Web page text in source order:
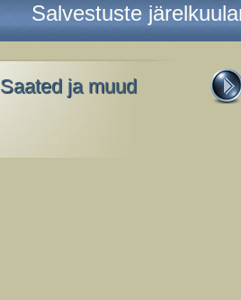
Saated ja muud
Salvestuste